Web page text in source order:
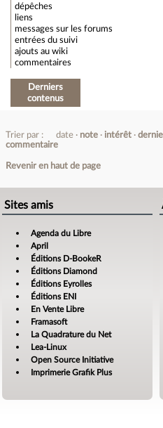
dépêches
liens
messages sur les forums
entrées du suivi
ajouts au wiki
commentaires
Derniers
contenus
Trier par : date note intérêt
commentaire
Revenir en haut de page
Sites amis
Agenda du Libre
April
Éditions D-BookeR
Éditions Diamond
Éditions Eyrolles
Éditions ENI
En Vente Libre
Framasoft
La Quadrature du Net
Lea-Linux
Open Source Initiative
Imprimerie Grafik Plus